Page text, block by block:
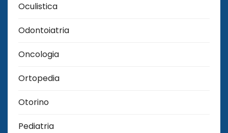
Oculistica
Odontoiatria
Oncologia
Ortopedia
Otorino
Pediatria